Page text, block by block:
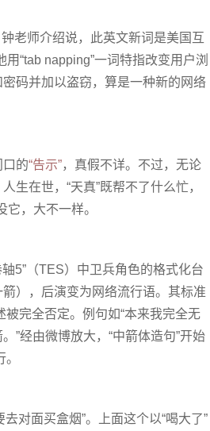
老师介绍说，此英文新词是美国互
“tab napping”一词特指改变用户浏
码并加以盗窃，算是一种新的网络
的“告示”，真假不详。不过，无论
生在世，“天真”既帮不了什么忙，
，大不一样。
5”（TES）中卫兵角色的格式化台
），后演变为网络流行语。其标准
被完全否定。例句如“本来我完全无
”经由微博放大，“中箭体造句”开始
去对面买盒烟”。上面这个以“喝大了”